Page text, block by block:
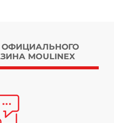
MOULINEX